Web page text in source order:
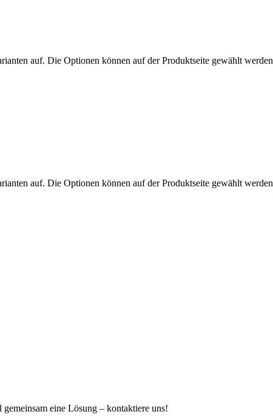
auf. Die Optionen können auf der Produktseite gewählt werden
auf. Die Optionen können auf der Produktseite gewählt werden
eine Lösung ‒ kontaktiere uns!